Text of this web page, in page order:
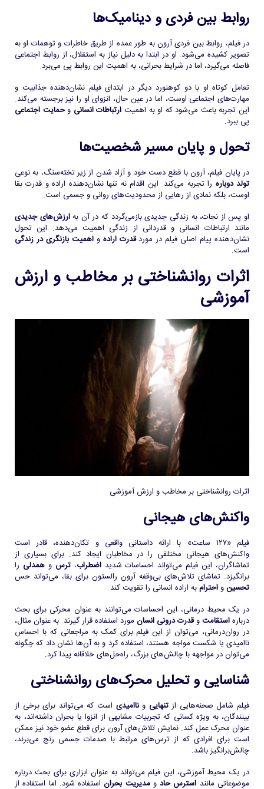
روابط بین فردی و دینامیک‌ها
در فیلم، روابط بین فردی آرون به طور عمده از طریق خاطرات و توهمات او به
تصویر کشیده می‌شود. او در ابتدا به دلیل نیاز به استقلال، از روابط اجتماعی
فاصله می‌گیرد، اما در شرایط بحرانی، به اهمیت این روابط پی می‌برد.
تعامل کوتاه او با دو کوهنورد دیگر در ابتدای فیلم نشان‌دهنده جذابیت و
مهارت‌های اجتماعی اوست، اما در عین حال، انزوای او را نیز برجسته می‌کند.
این تجربه باعث می‌شود که او به اهمیت ارتباطات انسانی وحمایت اجتماعی
پی ببرد.
تحول و پایان مسیر شخصیت‌ها
در پایان فیلم، آرون با قطع دست خود و آزاد شدن از زیر تخته‌سنگ، به نوعی
تولد دوباره را تجربه می‌کند. این اقدام نه تنها نشان‌دهنده اراده و قدرت بقا
اوست، بلکه نمادی از رهایی از محدودیت‌های روانی و جسمی است.
او پس از نجات، به زندگی جدیدی بازمی‌گردد که در آن بهارزش‌های جدیدی
مانند ارتباطات انسانی و قدردانی از زندگی اهمیت می‌دهد. این تحول
نشان‌دهنده پیام اصلی فیلم در موردقدرت اراده واهمیت بازنگری در زندگی
است.
اثرات روانشناختی بر مخاطب و ارزش
آموزشی
اثرات روانشناختی بر مخاطب و ارزش آموزشی
واکنش‌های هیجانی
فیلم «۱۲۷ ساعت» با ارائه داستانی واقعی و تکان‌دهنده، قادر است
واکنش‌های هیجانی مختلفی را در مخاطبان ایجاد کند. برای بسیاری از
تماشاگران، این فیلم می‌تواند احساسات شدیداضطراب،ترس وهمدلی را
برانگیزد. تماشای تلاش‌های بی‌وقفه آرون رالستون برای بقا، می‌تواند حس
تحسینواحترامبه اراده انسانی را تقویت کند.
در یک محیط درمانی، این احساسات می‌توانند به عنوان محرکی برای بحث
دربارهاستقامتوقدرت درونی انسان مورد استفاده قرار گیرند. به عنوان مثال،
در روان‌درمانی، می‌توان از این فیلم برای کمک به مراجعانی که با احساس
ناامیدی یا شکست مواجه هستند، استفاده کرد و به آن‌ها نشان داد که چگونه
می‌توان در مواجهه با چالش‌های بزرگ، راه‌حل‌های خلاقانه پیدا کرد.
شناسایی و تحلیل محرک‌های روانشناختی
فیلم شامل صحنه‌هایی ازتنهایی وناامیدی است که می‌تواند برای برخی از
بینندگان، به ویژه کسانی که تجربیات مشابهی از انزوا یا بحران داشته‌اند، به
عنوان محرک عمل کند. نمایش تلاش‌های آرون برای قطع عضو خود نیز ممکن
است برای افرادی که از ترس‌های مرتبط با صدمات جسمی رنج می‌برند،
چالش‌برانگیز باشد.
در یک محیط آموزشی، این فیلم می‌تواند به عنوان ابزاری برای بحث درباره
موضوعاتی مانند استرس حادومدیریت بحراناستفاده شود. اما استفاده از